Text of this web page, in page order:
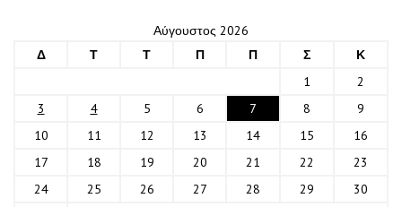
Αύγουστος 2026
Δ
Τ Τ Π Π Σ
Κ
1
2
3
4 5 6 7 8
9
10
11 12 13 14 15
16
17
18 19 20 21 22
23
24
25 26 27 28 29
30